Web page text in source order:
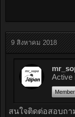
9 สิงหาคม 2018
Active
Member
สนใจติดต่อสอบถา